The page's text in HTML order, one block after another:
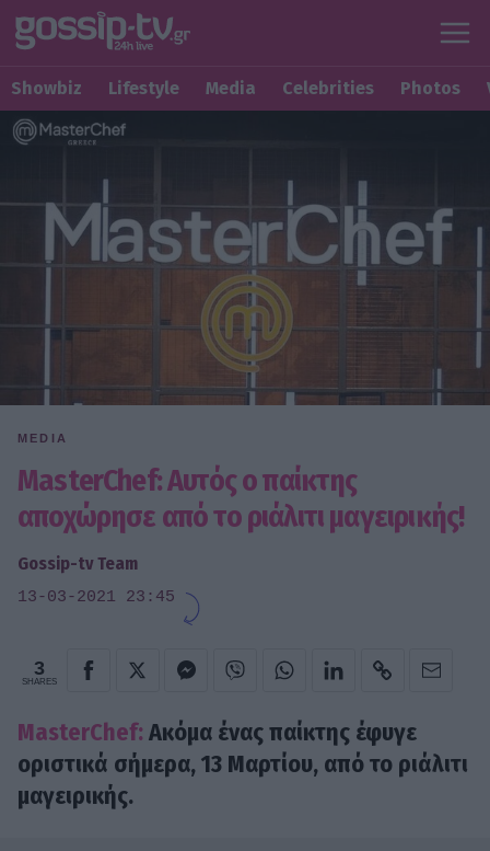
Showbiz Lifestyle Media Celebrities Photos
MEDIA
MasterChef: Αυτός ο παίκτης
αποχώρησε από το ριάλιτι μαγειρικής!
Gossip-tv Team
13-03-2021 23:45
3
SHARES
MasterChef: Ακόμα ένας παίκτης έφυγε
οριστικά σήμερα, 13 Μαρτίου, από το ριάλιτι
μαγειρικής.